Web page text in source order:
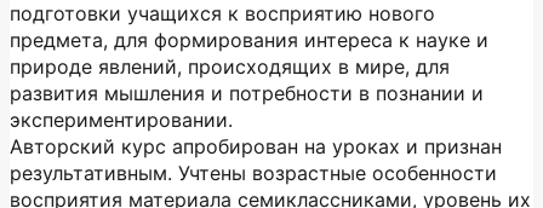
подготовки учащихся к восприятию нового
предмета, для формирования интереса к науке и
природе явлений, происходящих в мире, для
развития мышления и потребности в познании и
экспериментировании.
Авторский курс апробирован на уроках и признан
результативным. Учтены возрастные особенности
восприятия материала семиклассниками, уровень их